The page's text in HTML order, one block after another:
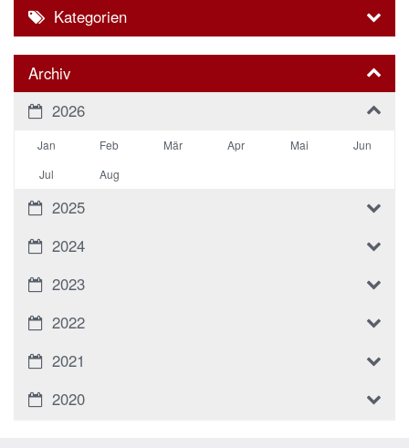
Kategorien
Archiv
2026
Jan Feb Mär Apr Mai
Jun
Jul
Aug
2025
2024
2023
2022
2021
2020